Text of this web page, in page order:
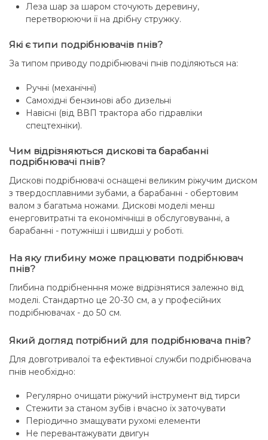
Леза шар за шаром сточують деревину,
перетворюючи її на дрібну стружку.
Які є типи подрібнювачів пнів?
За типом приводу подрібнювачі пнів поділяються на:
Ручні (механічні)
Самохідні бензинові або дизельні
Навісні (від ВВП трактора або гідравліки
спецтехніки).
Чим відрізняються дискові та барабанні
подрібнювачі пнів?
Дискові подрібнювачі оснащені великим ріжучим диском
з твердосплавними зубами, а барабанні - обертовим
валом з багатьма ножами. Дискові моделі менш
енерговитратні та економічніші в обслуговуванні, а
барабанні - потужніші і швидші у роботі.
На яку глибину може працювати подрібнювач
пнів?
Глибина подрібненння може відрізнятися залежно від
моделі. Стандартно це 20-30 см, а у професійних
подрібнювачах - до 50 см.
Який догляд потрібний для подрібнювача пнів?
Для довготривалої та ефективної служби подрібнювача
пнів необхідно:
Регулярно очищати ріжучий інструмент від тирси
Стежити за станом зубів і вчасно їх заточувати
Періодично змащувати рухомі елементи
Не перевантажувати двигун